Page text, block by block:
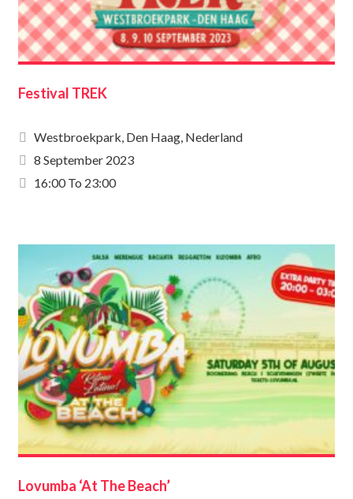
Festival TREK
Westbroekpark, Den Haag, Nederland
8 September 2023
16:00 To 23:00
Lovumba ‘At The Beach’